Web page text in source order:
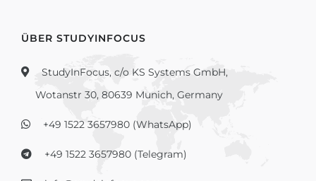
ÜBER STUDYINFOCUS
StudyInFocus, c/o KS Systems GmbH,
Wotanstr 30, 80639 Munich, Germany
+49 1522 3657980 (WhatsApp)
+49 1522 3657980 (Telegram)